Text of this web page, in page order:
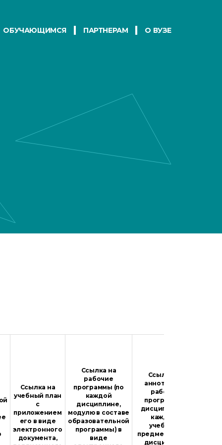
ОБУЧАЮЩИМСЯ ПАРТНЕРАМ О ВУЗЕ
Ссылка на
учебный план
с
приложением
его в виде
электронного
документа,
Ссылка на
рабочие
программы (по
каждой
дисциплине,
модулю в составе
образовательной
программы) в
виде
Ссылка на
аннотации к
рабочим
программам
дисциплин (по
каждому
учебному
предмету, курсу,
дисциплине